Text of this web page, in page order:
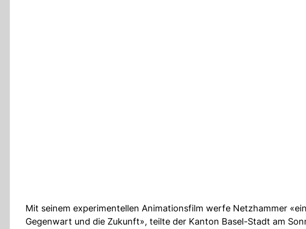
Mit seinem experimentellen Animationsfilm werfe Netzhammer
Gegenwart und die Zukunft», teilte der Kanton Basel-Stadt am